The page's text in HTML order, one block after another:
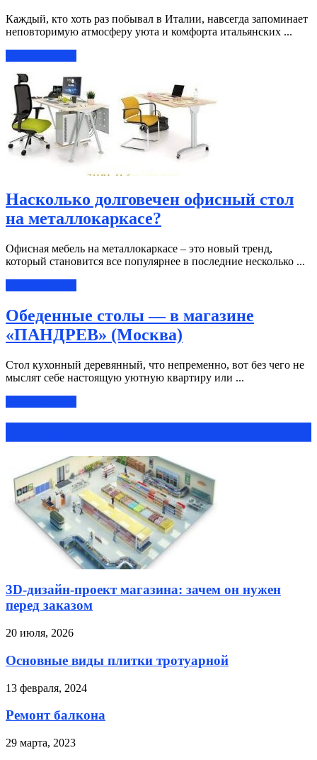
Каждый, кто хоть раз побывал в Италии, навсегда запоминает
неповторимую атмосферу уюта и комфорта итальянских ...
Насколько долговечен офисный стол
на металлокаркасе?
Офисная мебель на металлокаркасе – это новый тренд,
который становится все популярнее в последние несколько ...
Обеденные столы — в магазине
«ПАНДРЕВ» (Москва)
Стол кухонный деревянный, что непременно, вот без чего не
мыслят себе настоящую уютную квартиру или ...
3D-дизайн-проект магазина: зачем он нужен
перед заказом
20 июля, 2026
Основные виды плитки тротуарной
13 февраля, 2024
Ремонт балкона
29 марта, 2023